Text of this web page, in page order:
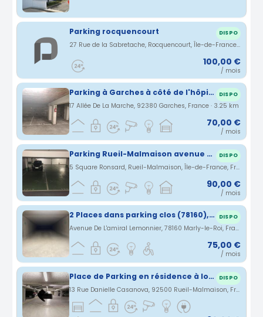
Parking rocquencourt DISPO
27 Rue de la Sabretache, Rocquencourt, Île-de-France, France · 3.11 km
100,00 €
/ mois
Parking à Garches à côté de l'hôpital DISPO
17 Allée De La Marche, 92380 Garches, France · 3.25 km
70,00 €
/ mois
Parking Rueil-Malmaison avenue Napoléon Bonaparte DISPO
5 Square Ronsard, Rueil-Malmaison, Île-de-France, France · 3.25 km
90,00 €
/ mois
2 Places dans parking clos (78160), ss DISPO
Avenue De L'amiral Lemonnier, 78160 Marly-le-Roi, France · 3.5 km
75,00 €
/ mois
Place de Parking en résidence à louer DISPO
13 Rue Danielle Casanova, 92500 Rueil-Malmaison, France · 3.71 km